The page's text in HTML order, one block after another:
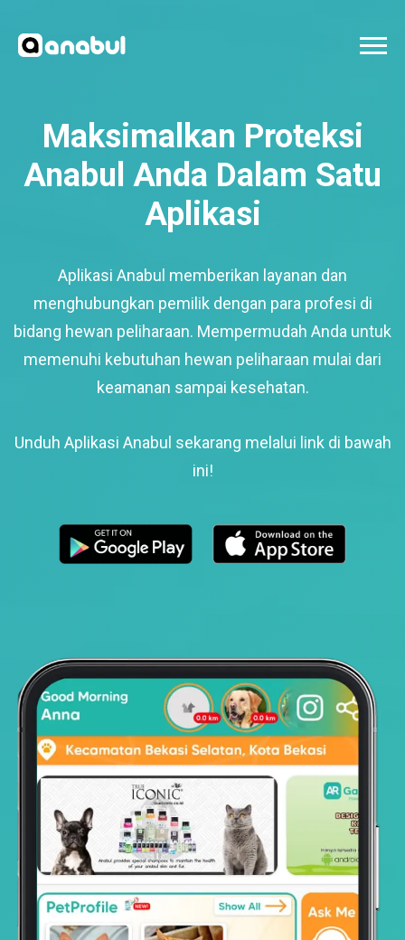
Maksimalkan Proteksi
Anabul Anda Dalam Satu
Aplikasi
Aplikasi Anabul memberikan layanan dan
menghubungkan pemilik dengan para profesi di
bidang hewan peliharaan. Mempermudah Anda untuk
memenuhi kebutuhan hewan peliharaan mulai dari
keamanan sampai kesehatan.
Unduh Aplikasi Anabul sekarang melalui link di bawah
ini!